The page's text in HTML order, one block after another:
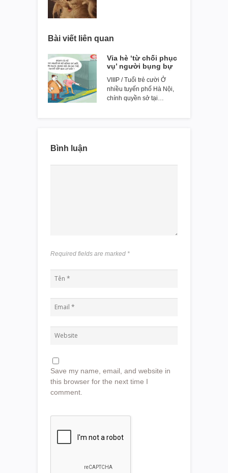
Bài viết liên quan
Vỉa hè ‘từ chối phục
vụ’ người bụng bự
VIIIP / Tuổi trẻ cười Ở
nhiều tuyến phố Hà Nội,
chính quyền sở tại…
Bình luận
Required fields are marked *
Save my name, email, and website in
this browser for the next time I
comment.